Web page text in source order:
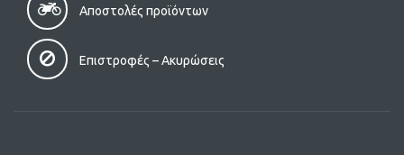
Αποστολές προϊόντων
Επιστροφές – Aκυρώσεις